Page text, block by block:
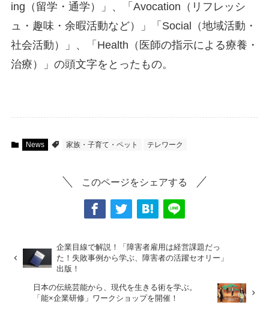
ing（留学・通学）」、「Avocation（リフレッシ
ュ・趣味・余暇活動など）」「Social（地域活動・
社会活動）」、「Health（医師の指示による療養・
治療）」の頭文字をとったもの。
News 家族・子育て・ペット テレワーク
このページをシェアする
企業目線で解説！「障害者雇用は経営課題だっ
た！失敗事例から学ぶ、障害者の活躍セオリー」
出版！
日本の伝統芸能から、現代を生きる術を学ぶ。
「能×企業研修」ワークショップを開催！